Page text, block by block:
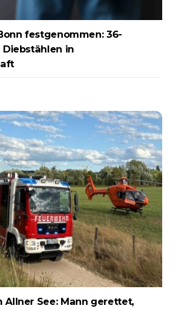
festgenommen: 36-
Diebstählen in
Allner See: Mann gerettet,